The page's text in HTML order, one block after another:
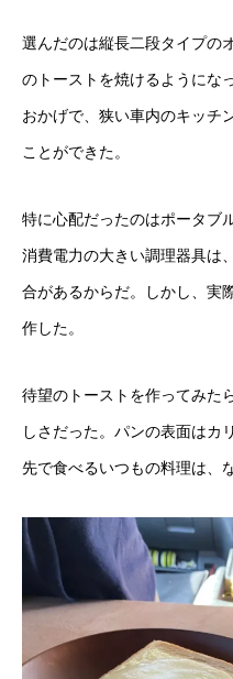
選んだのは縦長二段タイプの
のトーストを焼けるようにな
おかげで、狭い車内のキッチ
ことができた。
特に心配だったのはポータブ
消費電力の大きい調理器具は
合があるからだ。しかし、実
作した。
待望のトーストを作ってみた
しさだった。パンの表面はカ
先で食べるいつもの料理は、